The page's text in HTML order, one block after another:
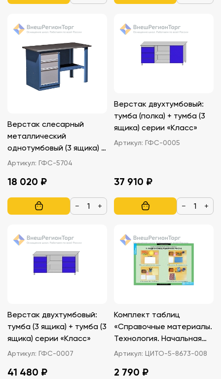
Верстак слесарный
металлический
однотумбовый (3 ящика) с
полкой серии «Эконом»
Артикул: ГФС-5704
18 020 ₽
− +
Верстак двухтумбовый:
тумба (полка) + тумба (3
ящика) серии «Класс»
Артикул: ГФС-0005
37 910 ₽
− +
Верстак двухтумбовый:
тумба (3 ящика) + тумба (3
ящика) серии «Класс»
Артикул: ГФС-0007
41 480 ₽
Комплект таблиц
«Справочные материалы.
Технология. Начальная
школа»
Артикул: ЦИТО-5-8673-008
2 790 ₽